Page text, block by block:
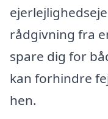
rådgivning fra
spare dig for
kan forhindre
hen.